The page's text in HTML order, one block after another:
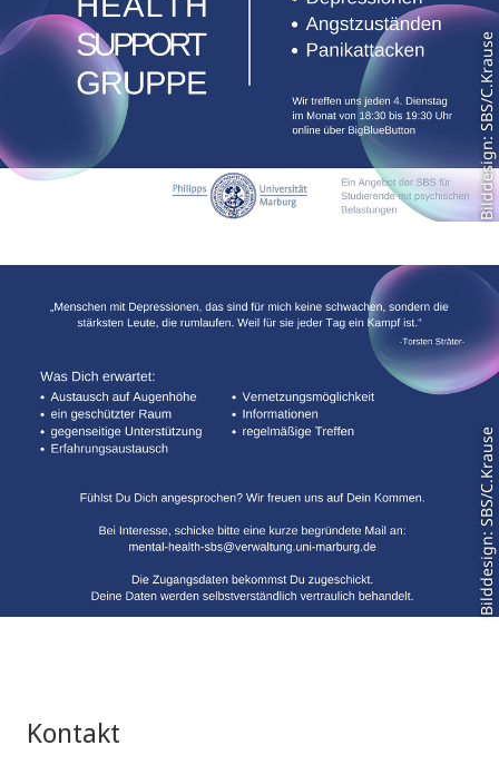
Bilddesign: SBS/C.Krause
Bilddesign: SBS/C.Krause
Kontakt